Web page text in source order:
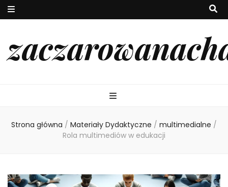
Strona główna / Materiały Dydaktyczne / multimedialne /
Rola multimediów w edukacji